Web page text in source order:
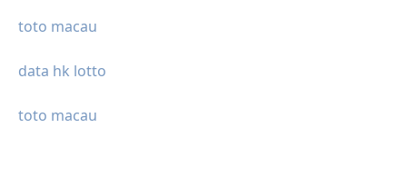
toto macau
data hk lotto
toto macau